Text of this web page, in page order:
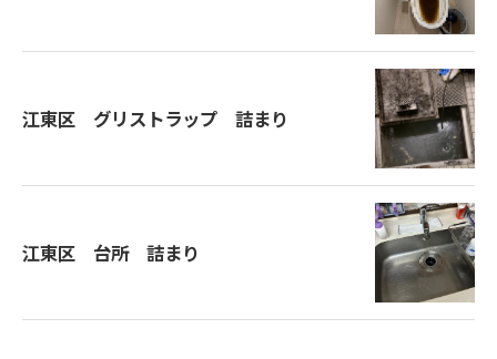
江東区 グリストラップ 詰まり
江東区 台所 詰まり